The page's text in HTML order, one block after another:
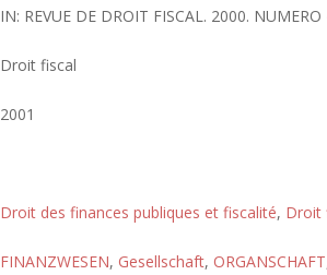
IN: REVUE DE DROIT FISCAL. 2000.
Droit fiscal
2001
Droit des finances publiques et fiscalité, Droit
FINANZWESEN, Gesellschaft, ORGANSCHAFT